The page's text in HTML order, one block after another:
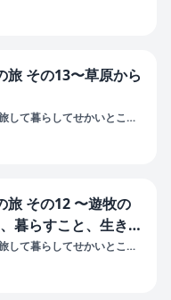
旅 その13〜草原から
て暮らしてせかいとこと
旅 その12 〜遊牧の
暮らすこと、生きる
て暮らしてせかいとこと